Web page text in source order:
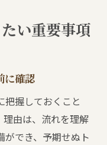
い重要事項
に確認
把握しておくこと
理由は、流れを理解
ができ、予期せぬト